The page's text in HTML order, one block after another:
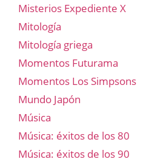
Misterios Expediente X
Mitología
Mitología griega
Momentos Futurama
Momentos Los Simpsons
Mundo Japón
Música
Música: éxitos de los 80
Música: éxitos de los 90